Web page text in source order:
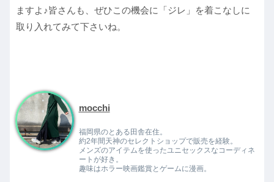
ますよ♪皆さんも、ぜひこの機会に「ジレ」を着こなしに
取り入れてみて下さいね。
mocchi
福岡県のとある田舎在住。
約2年間天神のセレクトショップで販売を経験。
メンズのアイテムを使ったユニセックスなコーディネ
ートが好き。
趣味はホラー映画鑑賞とゲームに漫画。